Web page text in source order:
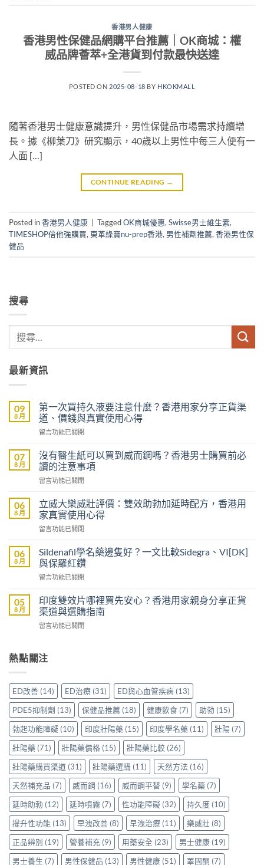
香港男人健康
香港男性保健品網購平台推薦｜OK商城：權
威品牌薈萃+全港貨到付款最快送達
POSTED ON 2025-08-18 BY HKOKMALL
​隨著香港男士健康意識提升，男性保健品市場需求持續增
長。據《柳葉刀》研究顯示，40歲以上男性中每三人便有一
人面 […]
CONTINUE READING →
Posted in香港男人健康 TaggedOK商城優惠, Swisse男士維生素,
TIMESHOP倍他強購買, 東革綠寶nu-prep香港, 男性補劑推薦, 香港男性保
健品
搜尋
最新資訊
09
8 月
第一次買持久液要注意什麼？香港用家分享正貨渠
道、價錢與真實使用心得
在
一
次
買
持
液
要
注
意
麼？
香
用
分
享
正
道、
價
與
真
實
使
用
心
得〉
中
留言功能已關閉
07
8 月
沒有醫生紙可以買到威而鋼嗎？香港男士購買前必
讀的注意事項
在
有
醫
生
紙
以
買
到
威
鋼
嗎？
港
購
必
讀
的
注
意
事
項〉
中
留言功能已關閉
06
8 月
立威大樂威壯評價：雙效助勃加延時配方，香港用
家真實使用心得
在
威
大
樂
威
評
價：
雙
效
加
配
方，
香
港
用
家
真
實
使
用
心
得〉
中
留言功能已關閉
06
8 月
Sildenafil學名藥邊隻好？一文比較Sidegra、VI[DK]
與保羅紅鑽
在
學
名
藥
邊
一
較
Sidegra、
VI[DK]
與
保
羅
紅
鑽〉
中
留言功能已關閉
05
8 月
印度雙效片哪裡買先安心？香港用家親身分享正貨
渠道與選購指南
在
雙
效
哪
裡
買
先
安
心？
香
港
用
家
親
身
分
享
正
貨
渠
道
留言功能已關閉
熱點關注
ED改善 (14) ED治療 (31) ED與心血管疾病 (13)
PDE5抑制劑 (13) 保健品推薦 (18) 健康飲食 (7) 助勃 (15)
勃起功能障礙 (10) 印度壯陽藥 (15) 印度學名藥 (11) 壯陽 (7)
壯陽藥 (71) 壯陽藥價格 (15) 壯陽藥比較 (26)
壯陽藥購買渠道 (31) 壯陽藥選購 (11) 天然方法 (16)
天然補充品 (7) 威而鋼 (16) 威而鋼平替 (9) 學名藥 (7)
延時助勃 (12) 延時噴霧 (7) 性功能障礙 (32) 持久度 (10)
提升性功能 (13) 早洩改善 (8) 早洩治療 (11) 樂威壯 (8)
正品辨別 (19) 營養補充 (9) 用藥安全 (23) 男士健康 (19)
男士養生 (7) 男性保健品 (13) 男性健康 (51) 睪固酮 (7)